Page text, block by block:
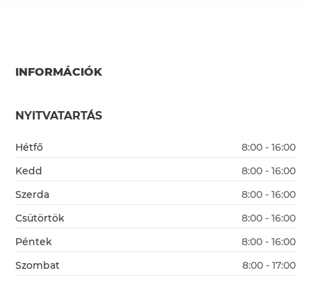
INFORMÁCIÓK
NYITVATARTÁS
Hétfő
8:00 - 16:00
Kedd
8:00 - 16:00
Szerda
8:00 - 16:00
Csütörtök
8:00 - 16:00
Péntek
8:00 - 16:00
Szombat
8:00 - 17:00